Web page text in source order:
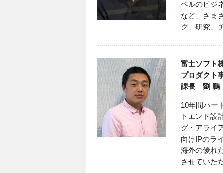
ベルのビジ
など、さま
グ、研究、
富士ソフト
プロダクト
課長 劉 鵬
10年間ハー
トエンド設
グ・アライ
向けIPのラ
海外の優れ
させていた